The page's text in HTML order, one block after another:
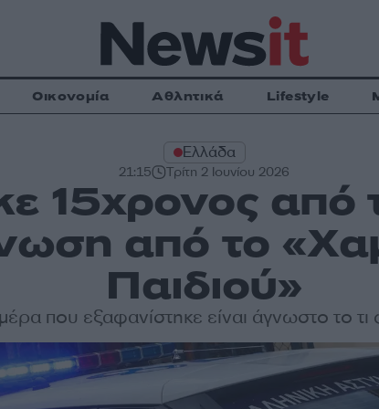
Οικονομία Αθλητικά Lifestyle
Ελλάδα
21:15 Τρίτη 2 Ιουνίου 2026
15χρονος από
από το
Παιδιού»
που εξαφανίστηκε είναι άγνωστο το